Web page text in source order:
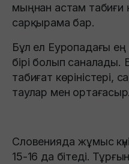
мыңнан астам
сарқырама бар.
Бұл ел Еуропадағы ең
бірі болып саналады.
табиғат көріністері,
таулар мен
Словенияда жұмыс
15-16 да бітеді.